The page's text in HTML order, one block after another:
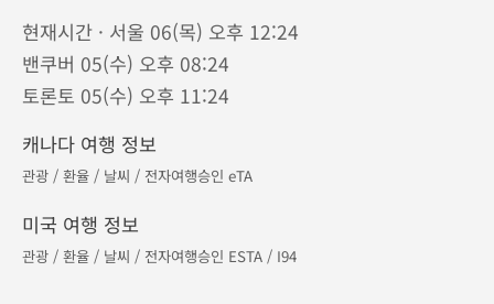
현재시간 · 서울 06(목) 오후 12:24
밴쿠버 05(수) 오후 08:24
토론토 05(수) 오후 11:24
캐나다 여행 정보
관광 / 환율 / 날씨 / 전자여행승인 eTA
미국 여행 정보
관광 / 환율 / 날씨 / 전자여행승인 ESTA / I94